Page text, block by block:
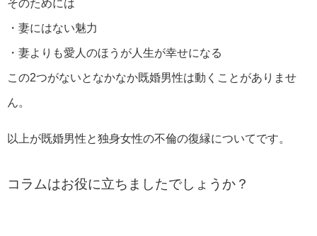
そのためには
・妻にはない魅力
・妻よりも愛人のほうが人生が幸せになる
この2つがないとなかなか既婚男性は動くことがありませ
ん。
以上が既婚男性と独身女性の不倫の復縁についてです。
コラムはお役に立ちましたでしょうか？